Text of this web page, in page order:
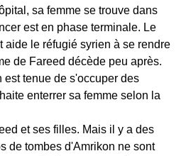
sa femme se trouve dans
est en phase terminale. Le
aide le réfugié syrien à se rendre
de Fareed décède peu après.
est tenue de s'occuper des
enterrer sa femme selon la
et ses filles. Mais il y a des
de tombes d'Amrikon ne sont